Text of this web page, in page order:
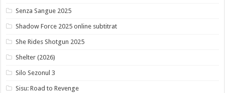
Senza Sangue 2025
Shadow Force 2025 online subtitrat
She Rides Shotgun 2025
Shelter (2026)
Silo Sezonul 3
Sisu: Road to Revenge